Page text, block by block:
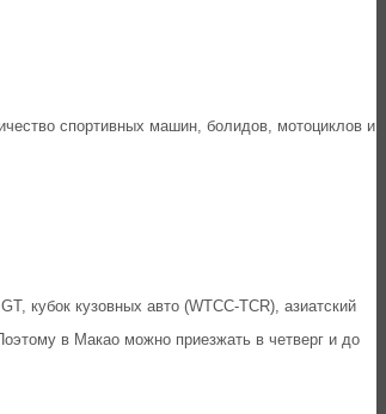
спортивных машин, болидов, мотоциклов и
кубок кузовных авто (WTCC-TCR), азиатский
в Макао можно приезжать в четверг и до